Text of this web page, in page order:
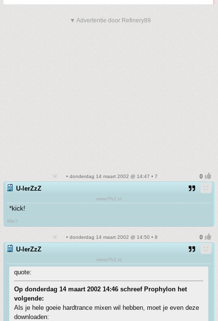
▼ Advertentie door Refinery89
• donderdag 14 maart 2002 @ 14:47 • 7
U-lerZzZ
www.Fh2.nl
*kick!
Wie?
• donderdag 14 maart 2002 @ 14:50 • 8
U-lerZzZ
www.Fh2.nl
quote:
Op donderdag 14 maart 2002 14:46 schreef Prophylon het
volgende:
Als je hele goeie hardtrance mixen wil hebben, moet je even deze
downloaden: